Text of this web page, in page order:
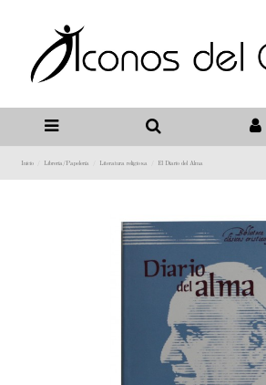
Inicio Libreria/Papelería Literatura religiosa El Diario del Alma